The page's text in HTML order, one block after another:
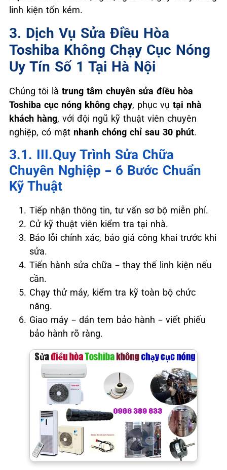
linh kiện tốn kém.
3. Dịch Vụ Sửa Điều Hòa
Toshiba Không Chạy Cục Nóng
Uy Tín Số 1 Tại Hà Nội
Chúng tôi là trung tâm chuyên sửa điều hòa
Toshiba cục nóng không chạy, phục vụ tại nhà
khách hàng, với đội ngũ kỹ thuật viên chuyên
nghiệp, có mặt nhanh chóng chỉ sau 30 phút.
3.1. III.Quy Trình Sửa Chữa
Chuyên Nghiệp – 6 Bước Chuẩn
Kỹ Thuật
Tiếp nhận thông tin, tư vấn sơ bộ miễn phí.
Cử kỹ thuật viên kiểm tra tại nhà.
Báo lỗi chính xác, báo giá công khai trước khi
sửa.
Tiến hành sửa chữa – thay thế linh kiện nếu
cần.
Chạy thử máy, kiểm tra kỹ toàn bộ chức
năng.
Giao máy – dán tem bảo hành – viết phiếu
bảo hành rõ ràng.